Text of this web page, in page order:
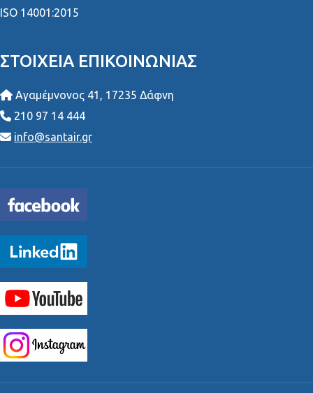
ISO 14001:2015
ΣΤΟΙΧΕΊΑ ΕΠΙΚΟΙΝΩΝΊΑΣ
Αγαμέμνονος 41, 17235 Δάφνη
210 97 14 444
info@santair.gr